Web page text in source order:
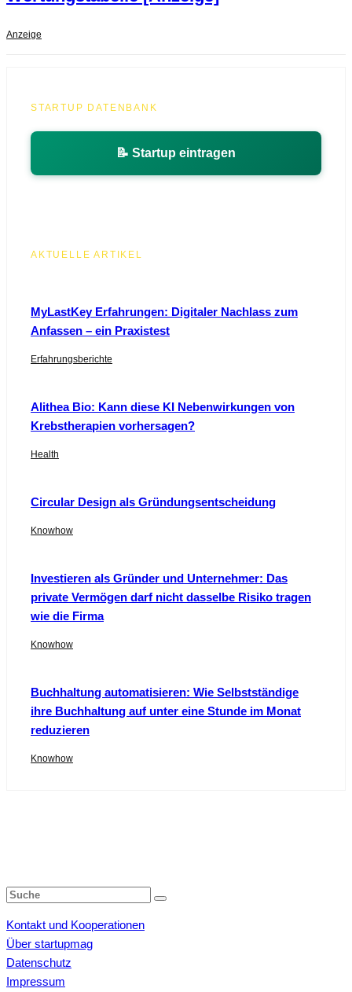
Anzeige
STARTUP DATENBANK
📝 Startup eintragen
AKTUELLE ARTIKEL
MyLastKey Erfahrungen: Digitaler Nachlass zum
Anfassen – ein Praxistest
Erfahrungsberichte
Alithea Bio: Kann diese KI Nebenwirkungen von
Krebstherapien vorhersagen?
Health
Circular Design als Gründungsentscheidung
Knowhow
Investieren als Gründer und Unternehmer: Das
private Vermögen darf nicht dasselbe Risiko tragen
wie die Firma
Knowhow
Buchhaltung automatisieren: Wie Selbstständige
ihre Buchhaltung auf unter eine Stunde im Monat
reduzieren
Knowhow
Kontakt und Kooperationen
Über startupmag
Datenschutz
Impressum